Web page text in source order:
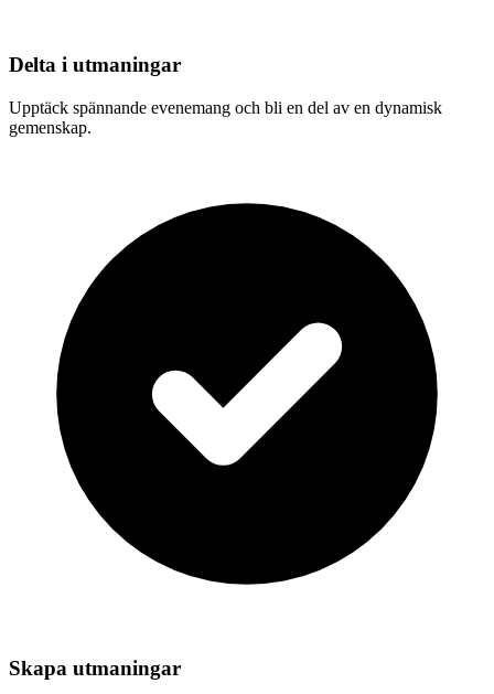
Delta i utmaningar
Upptäck spännande evenemang och bli en del av en dynamisk
gemenskap.
Skapa utmaningar